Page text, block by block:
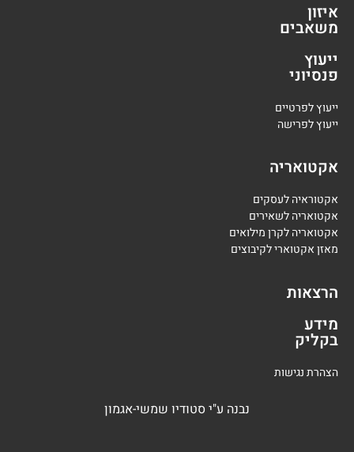
איזון
משאבים
ייעוץ
פנסיוני
ייעוץ לפרטיים
ייעוץ לפרישה
אקטואריה
אקטוראיה לעסקים
אקטואריה לשאירים
אקטואריה לקרן מילואים
מאזן אקטוארי לקיבוצים
הרצאות
מידע
בקליק
הצהרת נגישות
נבנה ע"י סטודיו שמשי-אגמון